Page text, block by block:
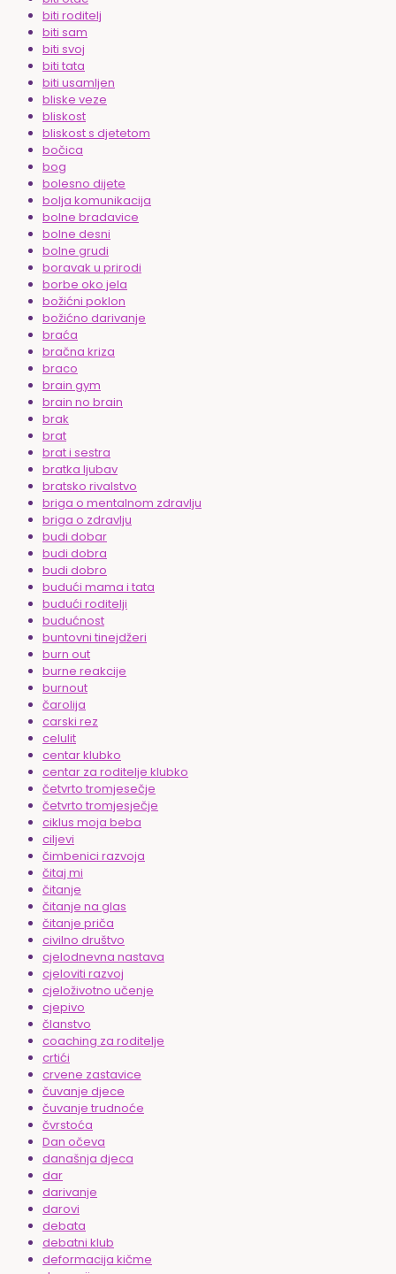
biti roditelj
biti sam
biti svoj
biti tata
biti usamljen
bliske veze
bliskost
bliskost s djetetom
bočica
bog
bolesno dijete
bolja komunikacija
bolne bradavice
bolne desni
bolne grudi
boravak u prirodi
borbe oko jela
božićni poklon
božićno darivanje
braća
bračna kriza
braco
brain gym
brain no brain
brak
brat
brat i sestra
bratka ljubav
bratsko rivalstvo
briga o mentalnom zdravlju
briga o zdravlju
budi dobar
budi dobra
budi dobro
budući mama i tata
budući roditelji
budućnost
buntovni tinejdžeri
burn out
burne reakcije
burnout
čarolija
carski rez
celulit
centar klubko
centar za roditelje klubko
četvrto tromjesečje
četvrto tromjesječje
ciklus moja beba
ciljevi
čimbenici razvoja
čitaj mi
čitanje
čitanje na glas
čitanje priča
civilno društvo
cjelodnevna nastava
cjeloviti razvoj
cjeloživotno učenje
cjepivo
članstvo
coaching za roditelje
crtići
crvene zastavice
čuvanje djece
čuvanje trudnoće
čvrstoća
Dan očeva
današnja djeca
dar
darivanje
darovi
debata
debatni klub
deformacija kičme